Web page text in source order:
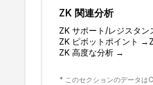
ZK 関連分析
ZK サポート/レジスタン
ZK ピボットポイント →
ZK 高度な分析→
* このセクションのデータは